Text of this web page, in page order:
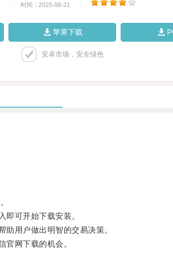
时间：2025-08-21
苹果下载
安卓市场，安全绿色
可开始下载安装。
用户做出明智的交易决策。
网下载的机会。